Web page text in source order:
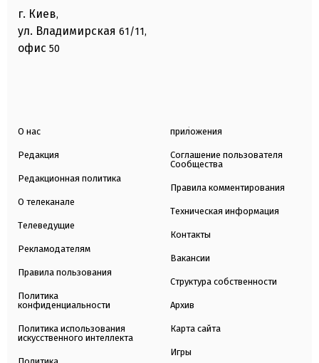
г. Киев,
ул. Владимирская 61/11,
офис 50
О нас
Редакция
Редакционная политика
О телеканале
Телеведущие
Рекламодателям
Правила пользования
Политика
конфиденциальности
Политика использования
искусственного интеллекта
приложения
Соглашение пользователя
Сообщества
Правила комментирования
Техническая информация
Контакты
Вакансии
Структура собственности
Архив
Карта сайта
Игры